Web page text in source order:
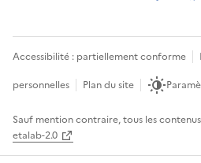
Accessibilité : partiellement conforme
personnelles
Plan du site
Sauf mention contraire, tous les
etalab-2.0